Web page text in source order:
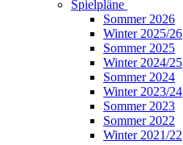
Spielpläne
Sommer 2026
Winter 2025/26
Sommer 2025
Winter 2024/25
Sommer 2024
Winter 2023/24
Sommer 2023
Sommer 2022
Winter 2021/22